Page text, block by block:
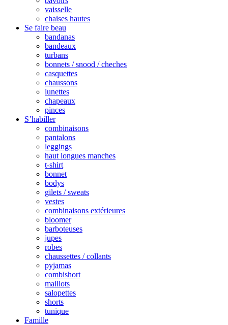
vaisselle
chaises hautes
Se faire beau
bandanas
bandeaux
turbans
bonnets / snood / cheches
casquettes
chaussons
lunettes
chapeaux
pinces
S’habiller
combinaisons
pantalons
leggings
haut longues manches
t-shirt
bonnet
bodys
gilets / sweats
vestes
combinaisons extérieures
bloomer
barboteuses
jupes
robes
chaussettes / collants
pyjamas
combishort
maillots
salopettes
shorts
tunique
Famille